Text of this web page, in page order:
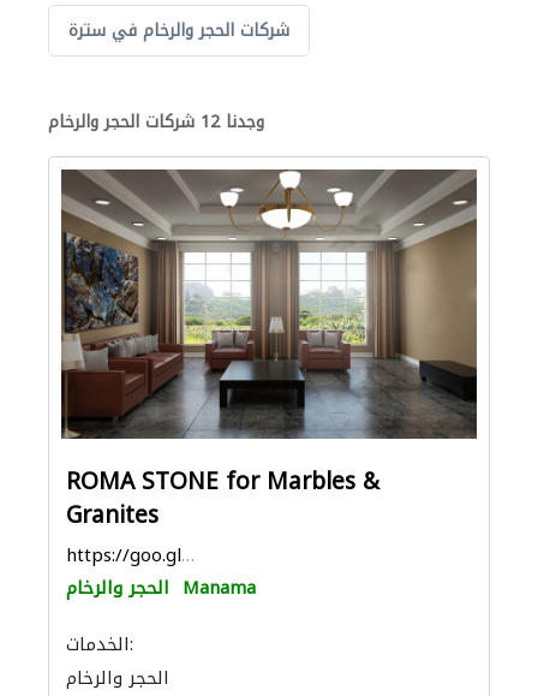
شركات الحجر والرخام في سترة
وجدنا 12 شركات الحجر والرخام
ROMA STONE for Marbles &
Granites
https://goo.gl/maps/EXEqvcNeH5xDxfaL8
الحجر والرخام Manama
الخدمات:
الحجر والرخام